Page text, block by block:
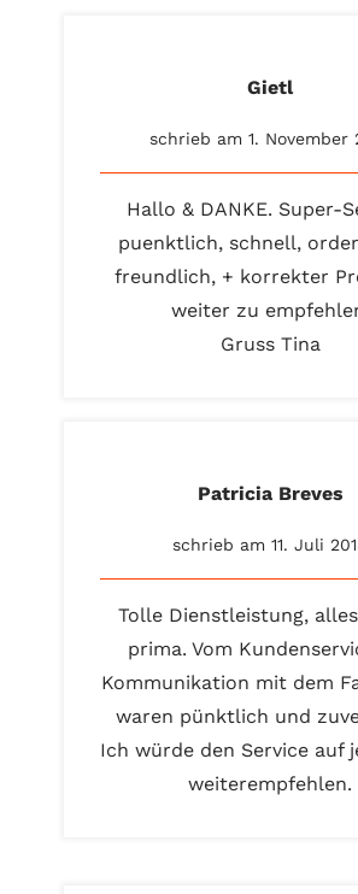
Gietl
schrieb am 1. November
Hallo & DANKE. Super-
puenktlich, schnell,
freundlich, + korrekter
weiter zu
Gruss Tina
Patricia Breves
schrieb am 11. Juli
Tolle Dienstleistung,
prima. Vom
Kommunikation mit dem
waren pünktlich und
Ich würde den Service auf
weiterempfehlen.